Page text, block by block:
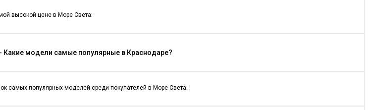
высокой цене в Море Света:
Какие модели самые популярные в Краснодаре?
самых популярных моделей среди покупателей в Море Света: